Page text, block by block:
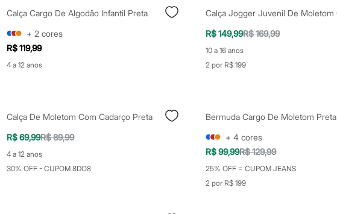
Calça Cargo De Algodão Infantil Preta
+ 2 cores
R$ 119,99
4 a 12 anos
R$ 149,99R$ 169,99
10 a 16 anos
2 por R$ 199
Calça De Moletom Com Cadarço Preta
R$ 69,99R$ 89,99
4 a 12 anos
30% OFF - CUPOM 8DO8
Bermuda Cargo De Moletom Preta
+ 4 cores
R$ 99,99R$ 129,99
25% OFF = CUPOM JEANS
2 por R$ 199